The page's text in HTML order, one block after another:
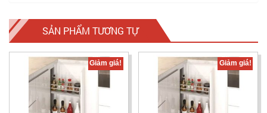
SẢN PHẨM TƯƠNG TỰ
Giảm giá! Giảm giá!